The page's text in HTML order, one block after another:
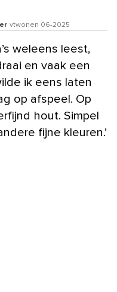
vtwonen 06-2025
weleens leest,
en vaak een
ik eens laten
op afspeel. Op
hout. Simpel
fijne kleuren.’